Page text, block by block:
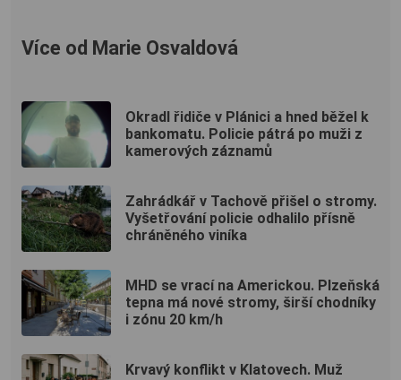
Více od Marie Osvaldová
Okradl řidiče v Plánici a hned běžel k
bankomatu. Policie pátrá po muži z
kamerových záznamů
Zahrádkář v Tachově přišel o stromy.
Vyšetřování policie odhalilo přísně
chráněného viníka
MHD se vrací na Americkou. Plzeňská
tepna má nové stromy, širší chodníky
i zónu 20 km/h
Krvavý konflikt v Klatovech. Muž